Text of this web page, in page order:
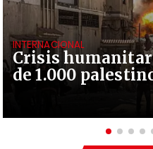
Crisis
de 1.000
INTERNACIONAL